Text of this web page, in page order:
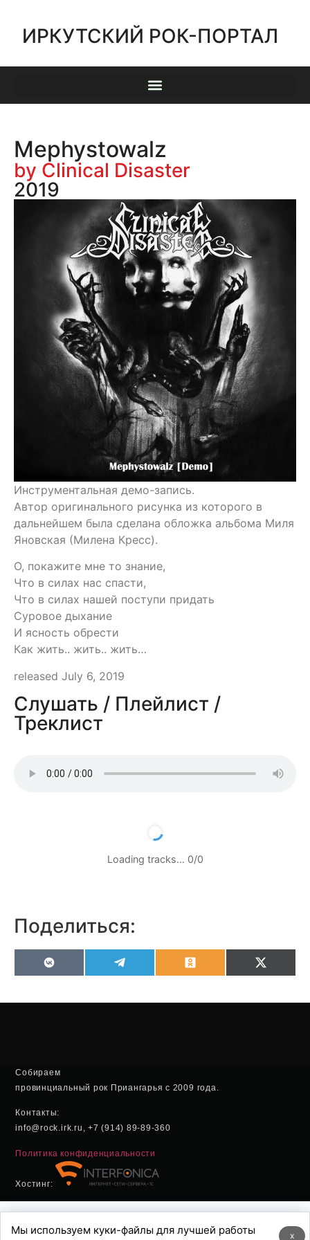
ИРКУТСКИЙ РОК-ПОРТАЛ
Mephystowalz
by Clinical Disaster
2019
Инструментальная демо-запись.
Автор оригинального рисунка из которого в
дальнейшем была сделана обложка альбома Миля
Яновская (Милена Кресс).
О, покажите мне то знание,
Что в силах нас спасти,
Что в силах нашей поступи придать
Суровое дыхание
И ясность обрести
Как жить.. жить.. жить…
released July 6, 2019
Слушать / Плейлист /
Треклист
Loading tracks… 0/0
Поделиться:
VK OdnoklassnikiX
Собираем
провинциальный рок Приангарья с 2009 года.
Контакты:
info@rock.irk.ru, +7 (914) 89-89-360
Политика конфиденциальности
Хостинг:
x
Мы используем куки-файлы для лучшей работы